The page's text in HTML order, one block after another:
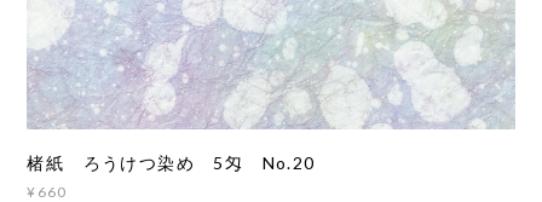
楮紙 ろうけつ染め 5匁 No.20
¥660